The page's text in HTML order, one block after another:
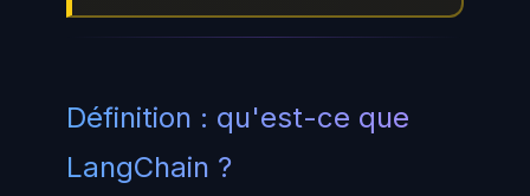
Définition : qu'est-ce que
LangChain ?